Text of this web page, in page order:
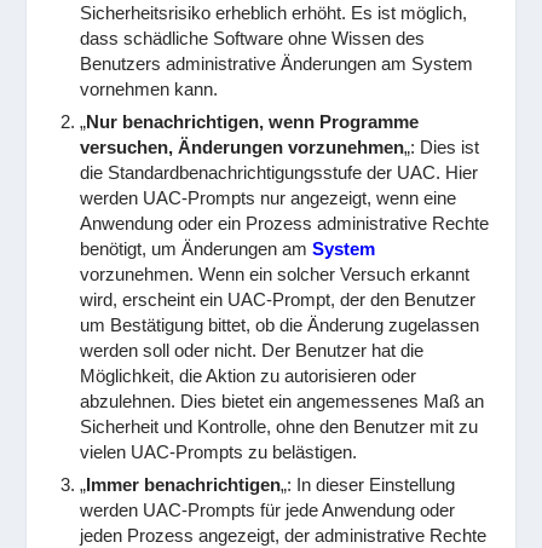
Sicherheitsrisiko erheblich erhöht. Es ist möglich,
dass schädliche Software ohne Wissen des
Benutzers administrative Änderungen am System
vornehmen kann.
„Nur benachrichtigen, wenn Programme
versuchen, Änderungen vorzunehmen„: Dies ist
die Standardbenachrichtigungsstufe der UAC. Hier
werden UAC-Prompts nur angezeigt, wenn eine
Anwendung oder ein Prozess administrative Rechte
benötigt, um Änderungen amSystem
vorzunehmen. Wenn ein solcher Versuch erkannt
wird, erscheint ein UAC-Prompt, der den Benutzer
um Bestätigung bittet, ob die Änderung zugelassen
werden soll oder nicht. Der Benutzer hat die
Möglichkeit, die Aktion zu autorisieren oder
abzulehnen. Dies bietet ein angemessenes Maß an
Sicherheit und Kontrolle, ohne den Benutzer mit zu
vielen UAC-Prompts zu belästigen.
„Immer benachrichtigen„: In dieser Einstellung
werden UAC-Prompts für jede Anwendung oder
jeden Prozess angezeigt, der administrative Rechte